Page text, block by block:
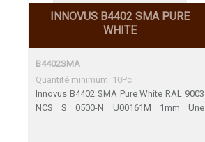
INNOVUS B4402 SMA PURE
WHITE
B4402SMA
Quantité minimum: 10Pc
Innovus B4402 SMA Pure White RAL 9003
NCS S 0500-N U00161M 1mm Une